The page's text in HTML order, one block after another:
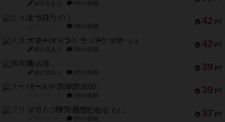
紹介文あり 4件の投稿
42 PT
とうほうの！
1件の投稿
42 PT
スターマイン・ラミー ポケット
紹介文あり 2件の投稿
39 PT
海兵隊
紹介文あり 1件の投稿
39 PT
スーパーストア3000
1件の投稿
37 PT
フリップ７：復讐心とともに
2件の投稿